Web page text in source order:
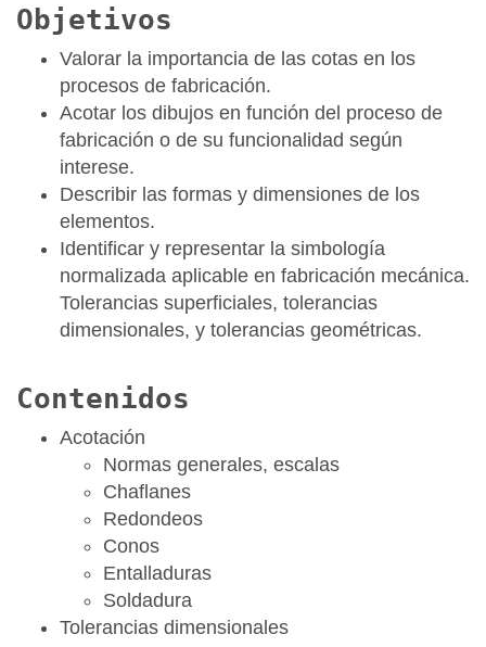
Objetivos
Valorar la importancia de las cotas en los
procesos de fabricación.
Acotar los dibujos en función del proceso de
fabricación o de su funcionalidad según
interese.
Describir las formas y dimensiones de los
elementos.
Identificar y representar la simbología
normalizada aplicable en fabricación mecánica.
Tolerancias superficiales, tolerancias
dimensionales, y tolerancias geométricas.
Contenidos
Acotación
Normas generales, escalas
Chaflanes
Redondeos
Conos
Entalladuras
Soldadura
Tolerancias dimensionales